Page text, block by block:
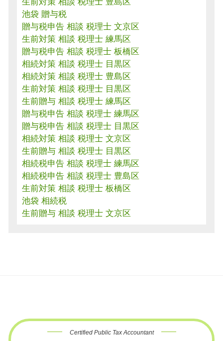
池袋 贈与税
贈与税申告 相談 税理士 文京区
生前対策 相談 税理士 練馬区
贈与税申告 相談 税理士 板橋区
相続対策 相談 税理士 目黒区
相続対策 相談 税理士 豊島区
生前対策 相談 税理士 目黒区
生前贈与 相談 税理士 練馬区
贈与税申告 相談 税理士 練馬区
贈与税申告 相談 税理士 目黒区
相続対策 相談 税理士 文京区
生前贈与 相談 税理士 目黒区
相続税申告 相談 税理士 練馬区
相続税申告 相談 税理士 豊島区
生前対策 相談 税理士 板橋区
池袋 相続税
生前贈与 相談 税理士 文京区
Certified Public Tax Accountant